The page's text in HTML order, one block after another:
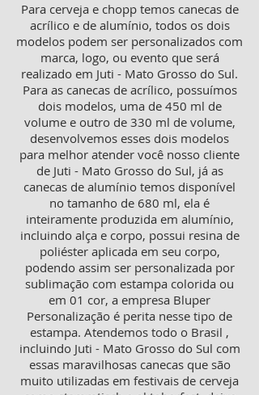
Para cerveja e chopp temos canecas de
acrílico e de alumínio, todos os dois
modelos podem ser personalizados com
marca, logo, ou evento que será
realizado em Juti - Mato Grosso do Sul.
Para as canecas de acrílico, possuímos
dois modelos, uma de 450 ml de
volume e outro de 330 ml de volume,
desenvolvemos esses dois modelos
para melhor atender você nosso cliente
de Juti - Mato Grosso do Sul, já as
canecas de alumínio temos disponível
no tamanho de 680 ml, ela é
inteiramente produzida em alumínio,
incluindo alça e corpo, possui resina de
poliéster aplicada em seu corpo,
podendo assim ser personalizada por
sublimação com estampa colorida ou
em 01 cor, a empresa Bluper
Personalização é perita nesse tipo de
estampa. Atendemos todo o Brasil ,
incluindo Juti - Mato Grosso do Sul com
essas maravilhosas canecas que são
muito utilizadas em festivais de cerveja